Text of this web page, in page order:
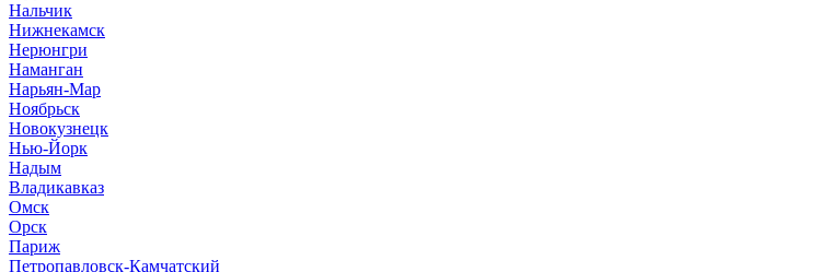
Нальчик
Нижнекамск
Нерюнгри
Наманган
Нарьян-Мар
Ноябрьск
Новокузнецк
Нью-Йорк
Надым
Владикавказ
Омск
Орск
Париж
Петропавловск-Камчатский